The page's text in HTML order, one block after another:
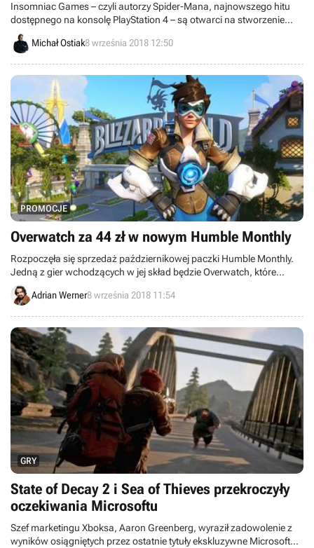
Insomniac Games – czyli autorzy Spider-Mana, najnowszego hitu
dostępnego na konsolę PlayStation 4 – są otwarci na stworzenie
następnych gier opartych na licencji Marvela.
Michał Ostiak8 września 2018 12:50
PROMOCJE
Overwatch za 44 zł w nowym Humble Monthly
Rozpoczęła się sprzedaż październikowej paczki Humble Monthly.
Jedną z gier wchodzących w jej skład będzie Overwatch, które
można zdobyć za trochę ponad 40 złotych.
Adrian Werner8 września 2018 11:54
GRY
State of Decay 2 i Sea of Thieves przekroczyły
oczekiwania Microsoftu
Szef marketingu Xboksa, Aaron Greenberg, wyraził zadowolenie z
wyników osiągniętych przez ostatnie tytuły ekskluzywne Microsoftu -